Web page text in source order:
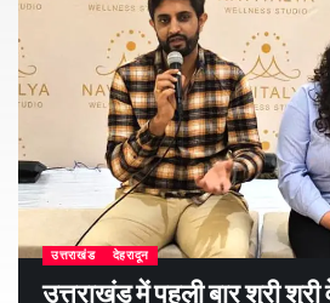
उत्तराखंड देहरादून
उत्तराखंड में पहली बार श्री